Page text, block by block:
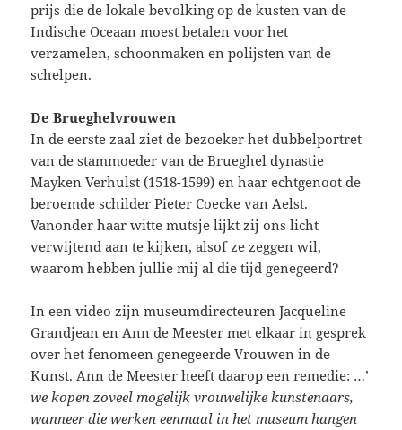
prijs die de lokale bevolking op de kusten van de
Indische Oceaan moest betalen voor het
verzamelen, schoonmaken en polijsten van de
schelpen.
De Brueghelvrouwen
In de eerste zaal ziet de bezoeker het dubbelportret
van de stammoeder van de Brueghel dynastie
Mayken Verhulst (1518-1599) en haar echtgenoot de
beroemde schilder Pieter Coecke van Aelst.
Vanonder haar witte mutsje lijkt zij ons licht
verwijtend aan te kijken, alsof ze zeggen wil,
waarom hebben jullie mij al die tijd genegeerd?
In een video zijn museumdirecteuren Jacqueline
Grandjean en Ann de Meester met elkaar in gesprek
over het fenomeen genegeerde Vrouwen in de
Kunst. Ann de Meester heeft daarop een remedie: …’
we kopen zoveel mogelijk vrouwelijke kunstenaars,
wanneer die werken eenmaal in het museum hangen